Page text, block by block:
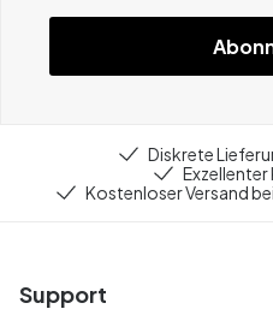
Diskrete
Exzellenter
Kostenloser Versand
Support